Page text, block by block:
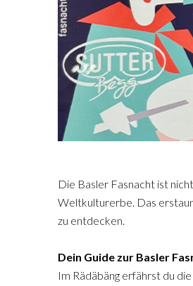
Die Basler Fasnacht ist
Weltkulturerbe. Das
zu entdecken.
Dein Guide zur Basler
Im Rädäbäng erfährst du